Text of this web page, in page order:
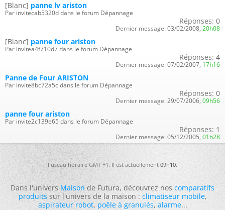
[Blanc] panne lv ariston
Par invitecab5320d dans le forum Dépannage
Réponses: 0
Dernier message: 03/02/2008, 20h08
[Blanc] panne four ariston
Par invitea4f710d7 dans le forum Dépannage
Réponses: 4
Dernier message: 07/02/2007, 17h16
Panne de Four ARISTON
Par invite8bc72a5c dans le forum Dépannage
Réponses: 0
Dernier message: 29/07/2006, 09h56
panne four ariston
Par invite2c139e65 dans le forum Dépannage
Réponses: 1
Dernier message: 05/12/2005, 01h28
Fuseau horaire GMT +1. Il est actuellement09h10.
Dans l'universMaisonde Futura, découvrez noscomparatifs
produitssur l'univers de la maison :climatiseur mobile,
aspirateur robot,poêle à granulés,alarme...